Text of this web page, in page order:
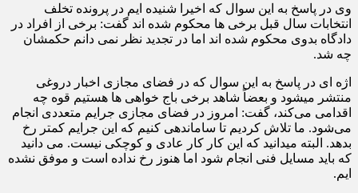
وی در پاسخ به این سوال که اخیرا شنیده ایم در پرونده تخلف
انتخابات سال قبل برخی ها محکوم شده اند گفت: برخی از افراد در
دادگاه بدوی محکوم شده اند اما در تجدید نظر نمی دانم حکمشان
چه شد.
اژه ای در پاسخ به این سوال که در فضای مجازی اخبار دروغی
منتشر میشود و بعضاً شاهد برخی باج خواهی ها هستیم قوه چه
اقدامی می‌کند،‌ گفت: امروز در فضای مجازی جرایم متعددی انجام
می‌شود. ما تلاش کردیم تا ساماندهی کنیم که این جرایم کمتر رخ
بدهد. البته میدانید که این کار کار عادی و کوچکی نیست. می دانید
که باید مسایل فنی انجام شود اما هنوز رخ نداده است و موفق نشده
ایم.